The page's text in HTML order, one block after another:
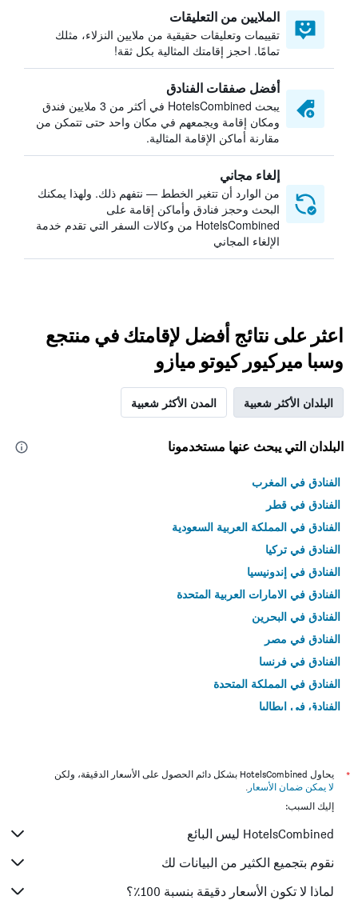
الملايين من التعليقات
تقييمات وتعليقات حقيقية من ملايين النزلاء، مثلك
تمامًا. احجز إقامتك المثالية بكل ثقة!
أفضل صفقات الفنادق
يبحث HotelsCombined في أكثر من 3 ملايين فندق
ومكان إقامة ويجمعهم في مكان واحد حتى تتمكن من
مقارنة أماكن الإقامة المثالية.
إلغاء مجاني
من الوارد أن تتغير الخطط — نتفهم ذلك. ولهذا يمكنك
البحث وحجز فنادق وأماكن إقامة على
HotelsCombined من وكالات السفر التي تقدم خدمة
الإلغاء المجاني
اعثر على نتائج أفضل لإقامتك في منتجع
وسبا ميركيور كيوتو ميازو
البلدان الأكثر شعبية المدن الأكثر شعبية
البلدان التي يبحث عنها مستخدمونا
الفنادق في المغرب
الفنادق في قطر
الفنادق في المملكة العربية السعودية
الفنادق في تركيا
الفنادق في إندونيسيا
الفنادق في الامارات العربية المتحدة
الفنادق في البحرين
الفنادق في مصر
الفنادق في فرنسا
الفنادق في المملكة المتحدة
الفنادق في إيطاليا
*
يحاول HotelsCombined بشكل دائم الحصول على الأسعار الدقيقة، ولكن
لا يمكن ضمان الأسعار .
إليك السبب:
HotelsCombined ليس البائع
نقوم بتجميع الكثير من البيانات لك
لماذا لا تكون الأسعار دقيقة بنسبة 100٪؟